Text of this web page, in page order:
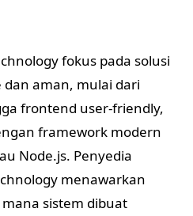
fokus pada solusi
dan aman, mulai dari
frontend user-friendly,
framework modern
Node.js. Penyedia
menawarkan
sistem dibuat